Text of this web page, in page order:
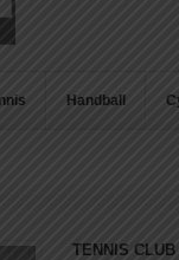
Handball
TENNIS